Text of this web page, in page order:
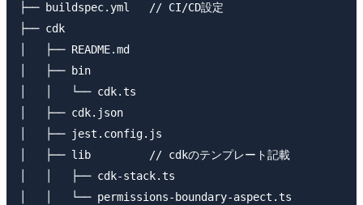
├── buildspec.yml   // CI/CD設定
├── cdk
│   ├── README.md
│   ├── bin
│   │   └── cdk.ts
│   ├── cdk.json
│   ├── jest.config.js
│   ├── lib         // cdkのテンプレート記載
│   │   ├── cdk-stack.ts
│   │   └── permissions-boundary-aspect.ts